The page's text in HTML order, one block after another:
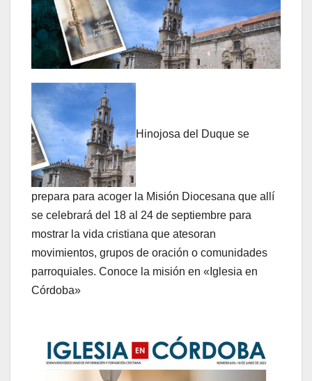
Hinojosa del Duque se
prepara para acoger la Misión Diocesana que allí
se celebrará del 18 al 24 de septiembre para
mostrar la vida cristiana que atesoran
movimientos, grupos de oración o comunidades
parroquiales. Conoce la misión en «Iglesia en
Córdoba»